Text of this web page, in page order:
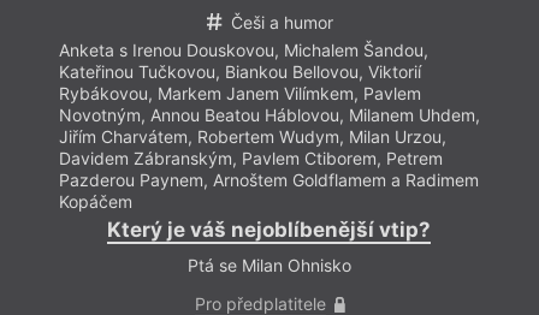
Češi a humor
Anketa s Irenou Douskovou, Michalem Šandou,
Kateřinou Tučkovou, Biankou Bellovou, Viktorií
Rybákovou, Markem Janem Vilímkem, Pavlem
Novotným, Annou Beatou Háblovou, Milanem Uhdem,
Jiřím Charvátem, Robertem Wudym, Milan Urzou,
Davidem Zábranským, Pavlem Ctiborem, Petrem
Pazderou Paynem, Arnoštem Goldflamem a Radimem
Kopáčem
Který je váš nejoblíbenější vtip?
Ptá se Milan Ohnisko
Pro předplatitele